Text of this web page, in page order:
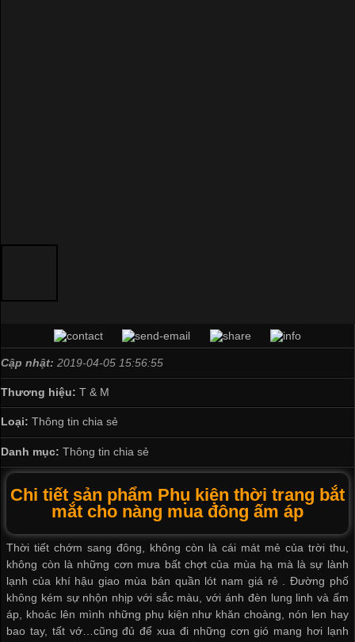
Cập nhật: 2019-04-05 15:56:55
Thương hiệu: T & M
Loại: Thông tin chia sẻ
Danh mục: Thông tin chia sẻ
Chi tiết sản phẩm Phụ kiện thời trang bắt
mắt cho nàng mua đông ấm áp
Thời tiết chớm sang đông, không còn là cái mát mẻ của trời thu,
không còn là những cơn mưa bất chợt của mùa hạ mà là sự lành
lạnh của khí hậu giao mùa bán quần lót nam giá rẻ . Đường phố
không kém sự nhộn nhịp với sắc màu, với ánh đèn lung linh và ấm
áp, khoác lên mình những phụ kiện như khăn choàng, nón len hay
bao tay, tất vớ…cũng đủ để xua đi những cơn gió mang hơi lạnh